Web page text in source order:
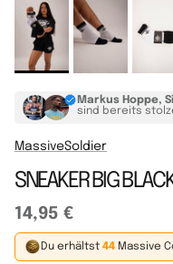
Markus Hoppe,
sind bereits
MassiveSoldier
SNEAKER BIG
14,95 €
Du erhältst 44 Massive